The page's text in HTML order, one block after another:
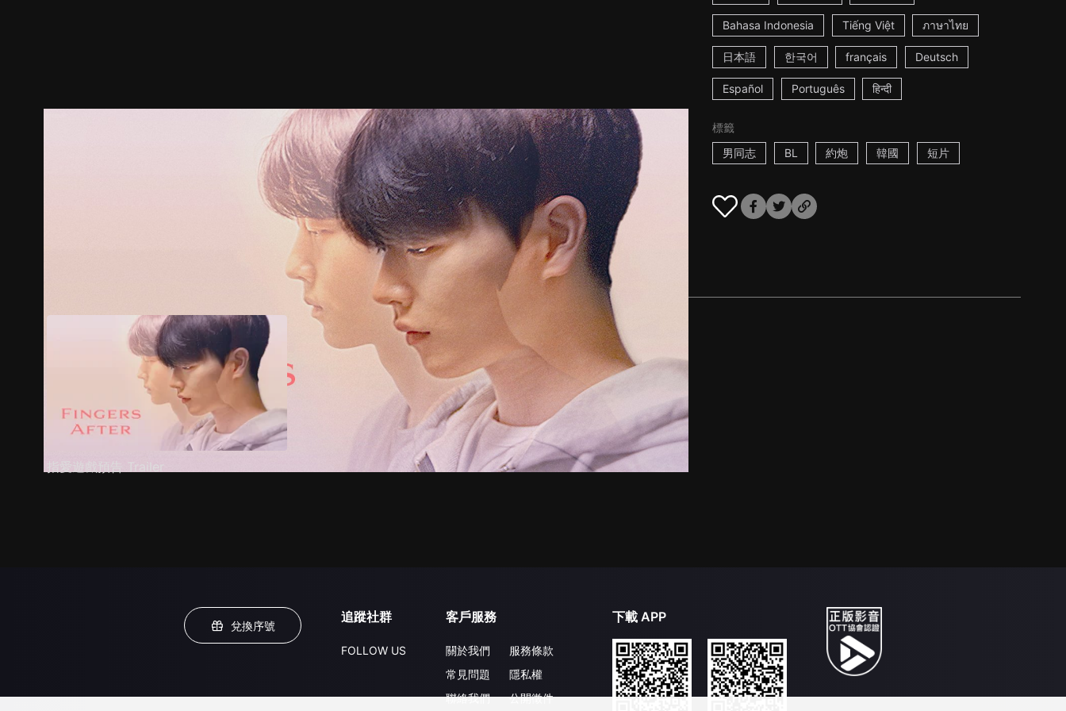
Bahasa Indonesia Tiếng Việt ภาษาไทย
日本語 한국어 français Deutsch
Español Português हिन्दी
標籤
男同志
BL 約炮 韓國 短片
指愛遊戲預告 Trailer
兌換序號
追蹤社群
FOLLOW US
客戶服務
關於我們
常見問題
聯絡我們
服務條款
隱私權
公開徵件
下載 APP